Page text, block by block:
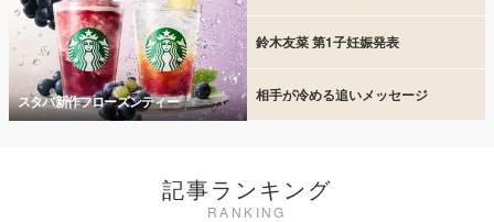
スタバ新作フローズンティー
鈴木友菜 第1子妊娠発表
相手が冷める追いメッセージ
記事ランキング
RANKING